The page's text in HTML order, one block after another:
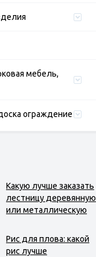
мебель,
ограждение
Какую лучше заказать
лестницу деревянную
или металлическую
Рис для плова: какой
рис лучше